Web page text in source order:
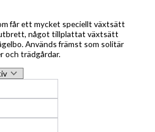
får ett mycket speciellt växtsätt
något tillplattat växtsätt
Används främst som solitär
och trädgårdar.